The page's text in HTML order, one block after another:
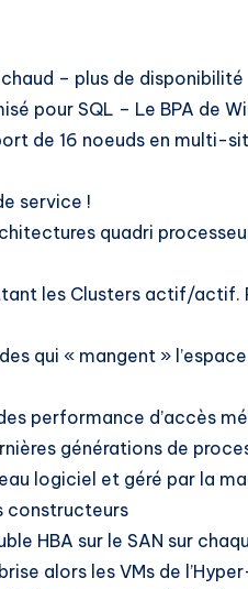
– plus de disponibilité
pour SQL – Le BPA de
de 16 noeuds en multi-
service !
quadri
les Clusters actif/actif.
qui « mangent »
performance d’accès
générations de
logiciel et géré par la
constructeurs
HBA sur le SAN sur
alors les VMs de